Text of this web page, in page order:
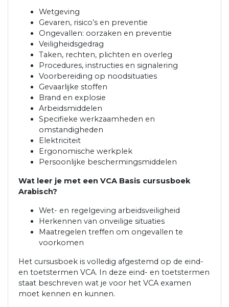
Wetgeving
Gevaren, risico’s en preventie
Ongevallen: oorzaken en preventie
Veiligheidsgedrag
Taken, rechten, plichten en overleg
Procedures, instructies en signalering
Voorbereiding op noodsituaties
Gevaarlijke stoffen
Brand en explosie
Arbeidsmiddelen
Specifieke werkzaamheden en
omstandigheden
Elektriciteit
Ergonomische werkplek
Persoonlijke beschermingsmiddelen
Wat leer je met een VCA Basis cursusboek
Arabisch?
Wet- en regelgeving arbeidsveiligheid
Herkennen van onveilige situaties
Maatregelen treffen om ongevallen te
voorkomen
Het cursusboek is volledig afgestemd op de eind-
en toetstermen VCA. In deze eind- en toetstermen
staat beschreven wat je voor het VCA examen
moet kennen en kunnen.